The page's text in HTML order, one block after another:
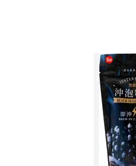
Černé tapiokové kuličky
Skladem